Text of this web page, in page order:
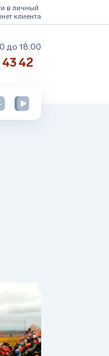
в личный
клиента
до 18:00
42